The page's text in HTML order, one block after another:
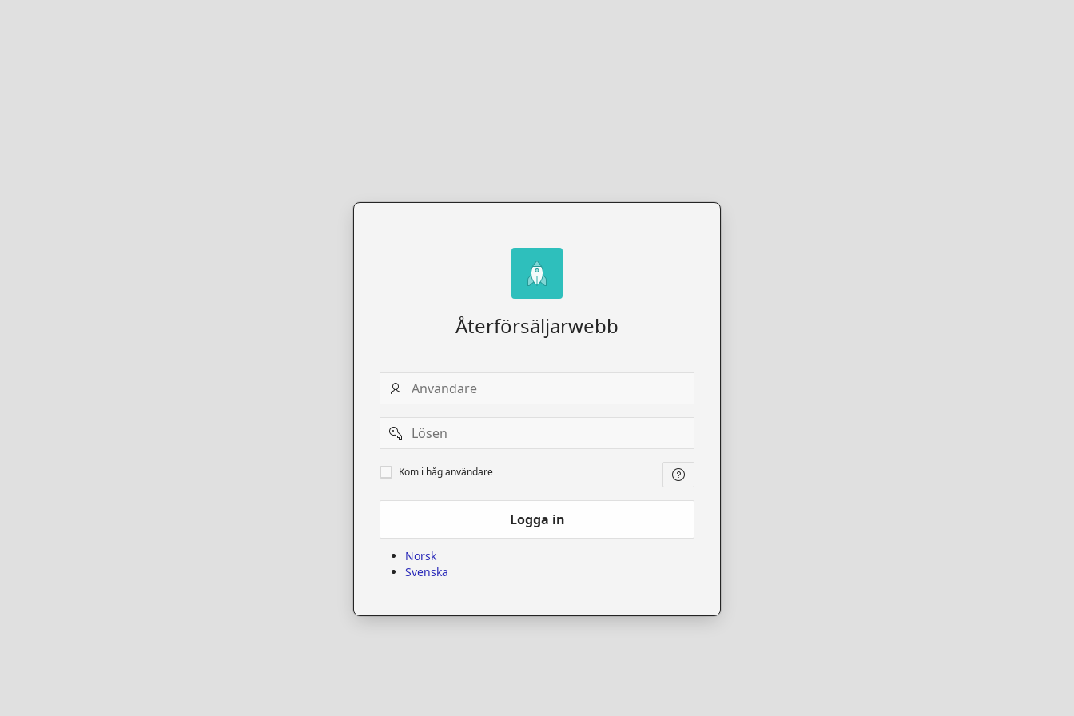
Återförsäljarwebb
Användare
Password
Kom
i
Kom i håg användare
Logga in
Norsk
Svenska